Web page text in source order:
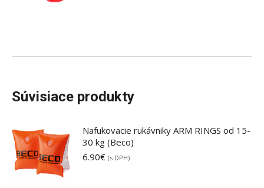
Súvisiace produkty
Nafukovacie rukávniky ARM RINGS od 15-
30 kg (Beco)
6.90€ (s DPH)